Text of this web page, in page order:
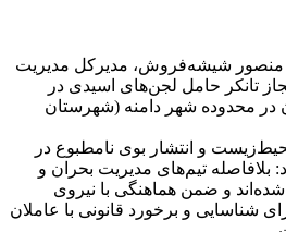
منصور شیشه‌فروش، مدیرکل مدیریت
تانکر حامل لجن‌های اسیدی در
در محدوده شهر دامنه (شهرستان
و انتشار بوی نامطبوع در
تیم‌های مدیریت بحران و
و ضمن هماهنگی با نیروی
شناسایی و برخورد قانونی با عاملان